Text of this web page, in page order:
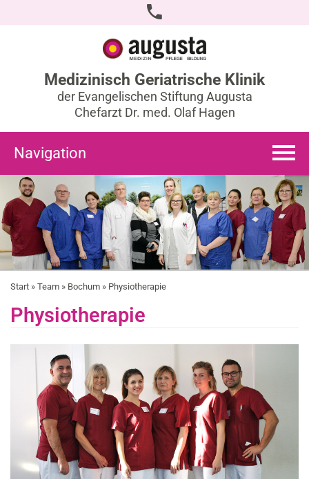
Medizinisch Geriatrische Klinik
der Evangelischen Stiftung Augusta
Chefarzt Dr. med. Olaf Hagen
Navigation
Start » Team » Bochum » Physiotherapie
Physiotherapie